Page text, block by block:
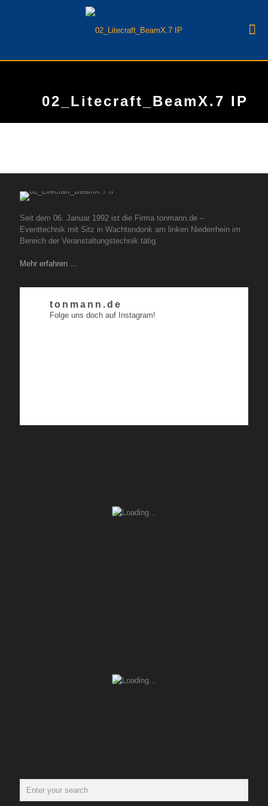
02_Litecraft_BeamX.7 IP
Seit dem 06. Januar 1992 ist die Firma tonmann.de –
Eventtechnik mit Sitz in Wachtendonk am linken Niederrhein im
Bereich der Veranstaltungstechnik tätig.
Mehr erfahren ...
tonmann.de
Folge uns doch auf Instagram!